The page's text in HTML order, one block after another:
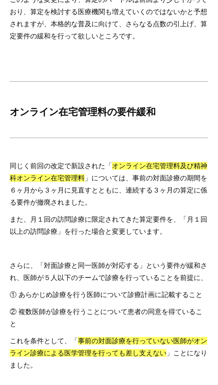
おり、算定を検討する医療機関も増えていくのではないかと予想
されますが、本格的な普及に向けて、さらなる点数の引上げ、算
定要件の緩和を行って欲しいところです。
オンライン在宅管理料の要件緩和
同じく前回の改定で新設された「オンライン在宅管理料及び精神
科オンライン在宅管理料 」については、事前の対面診療の期間を
６ヶ月から３ヶ月に見直すとともに、連続する３ヶ月の算定に係
る要件が撤廃されました。
また、月１回の訪問診療に限定されてきた算定要件を、「月１回
以上の訪問診療」を行った場合と変更しています。
さらに、「対面診療と同一医師が対応する」という要件が緩和さ
れ、医師が５人以下のチームで診療を行っていることを前提に、
① あらかじめ診療を行う医師について診療計画に記載すること
② 複数医師が診療を行うことについて患者の同意を得ているこ
と
これを条件として、「事前の対面診療を行っていない医師がオン
ライン診療による医学管理を行っても差し支えない 」ことになり
ました。